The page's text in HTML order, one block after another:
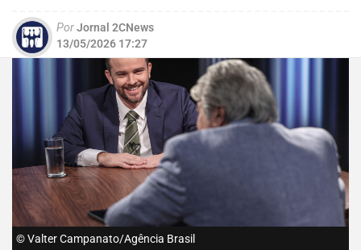
PorJornal 2CNews
13/05/2026 17:27
© Valter Campanato/Agência Brasil